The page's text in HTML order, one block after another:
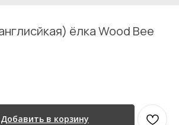
ёлка Wood Bee
Добавить в корзину